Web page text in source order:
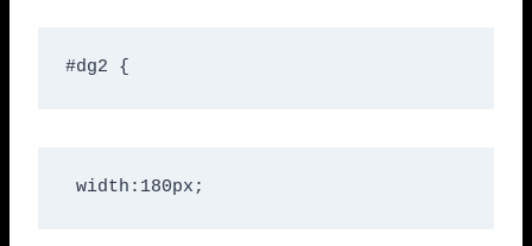
#dg2 {
width:180px;